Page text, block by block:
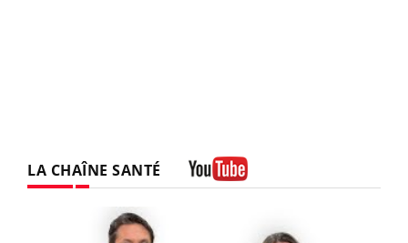
LA CHAÎNE SANTÉ